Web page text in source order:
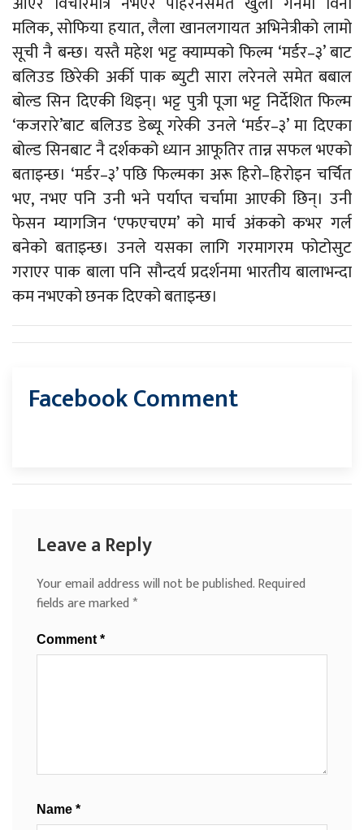
मलिक, सोफिया हयात, लैला खानलगायत अभिनेत्रीको लामो
सूची नै बन्छ। यस्तै महेश भट्ट क्याम्पको फिल्म ‘मर्डर–३’ बाट
बलिउड छिरेकी अर्की पाक ब्युटी सारा लरेनले समेत बबाल
बोल्ड सिन दिएकी थिइन्। भट्ट पुत्री पूजा भट्ट निर्देशित फिल्म
‘कजरारे’बाट बलिउड डेब्यू गरेकी उनले ‘मर्डर–३’ मा दिएका
बोल्ड सिनबाट नै दर्शकको ध्यान आफूतिर तान्न सफल भएको
बताइन्छ। ‘मर्डर–३’ पछि फिल्मका अरू हिरो–हिरोइन चर्चित
भए, नभए पनि उनी भने पर्याप्त चर्चामा आएकी छिन्। उनी
फेसन म्यागजिन ‘एफएचएम’ को मार्च अंकको कभर गर्ल
बनेको बताइन्छ। उनले यसका लागि गरमागरम फोटोसुट
गराएर पाक बाला पनि सौन्दर्य प्रदर्शनमा भारतीय बालाभन्दा
कम नभएको छनक दिएको बताइन्छ।
Facebook Comment
Leave a Reply
Your email address will not be published.Required
fields are marked*
Comment *
Name *